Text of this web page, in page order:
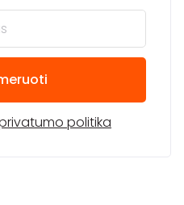
politika